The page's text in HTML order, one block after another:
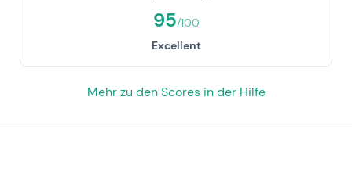
95/100
Excellent
Mehr zu den Scores in der Hilfe